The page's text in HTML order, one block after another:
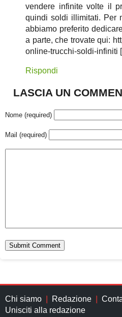
vendere infinite volte il
quindi soldi illimitati. Per
abbiamo preferito
a parte, che trovate qui:
online-trucchi-soldi-infiniti
Rispondi
LASCIA UN
Nome (required)
Mail (required)
Chi siamo Redazione
Unisciti alla redazione